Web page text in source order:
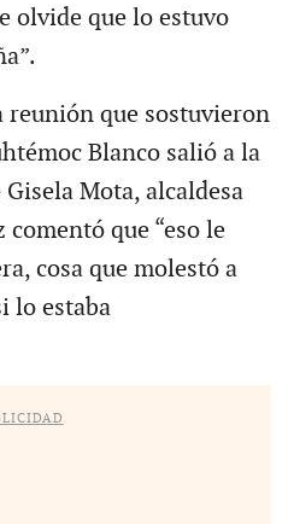
olvide que lo estuvo
reunión que sostuvieron
Blanco salió a la
Mota, alcaldesa
que “eso le
cosa que molestó a
lo estaba